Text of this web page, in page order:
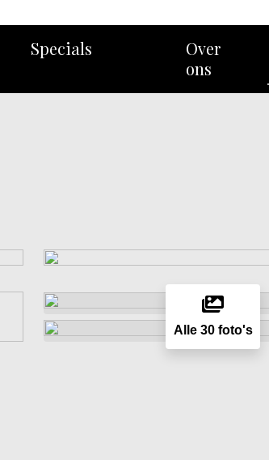
Specials
Over
ons
Alle 30 foto's